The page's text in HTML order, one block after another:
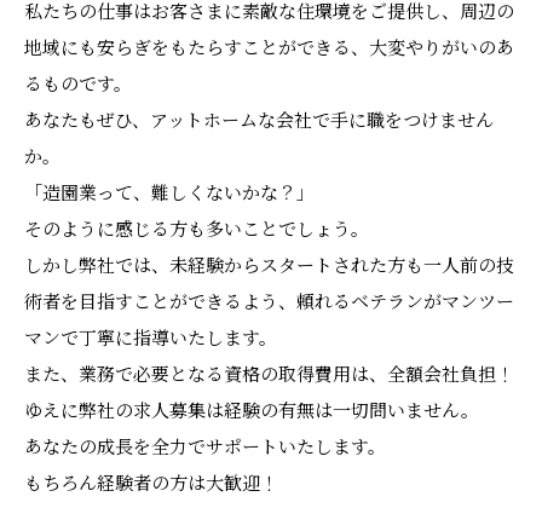
私たちの仕事はお客さまに素敵な住環境をご提供し、周辺の
地域にも安らぎをもたらすことができる、大変やりがいのあ
るものです。
あなたもぜひ、アットホームな会社で手に職をつけません
か。
「造園業って、難しくないかな？」
そのように感じる方も多いことでしょう。
しかし弊社では、未経験からスタートされた方も一人前の技
術者を目指すことができるよう、頼れるベテランがマンツー
マンで丁寧に指導いたします。
また、業務で必要となる資格の取得費用は、全額会社負担！
ゆえに弊社の求人募集は経験の有無は一切問いません。
あなたの成長を全力でサポートいたします。
もちろん経験者の方は大歓迎！